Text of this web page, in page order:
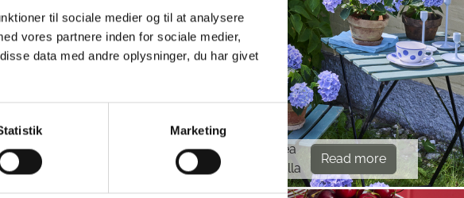
til sociale medier og til at analysere
vores partnere inden for sociale medier,
data med andre oplysninger, du har givet
Marketing
Hydrangea
macrophylla
Read more